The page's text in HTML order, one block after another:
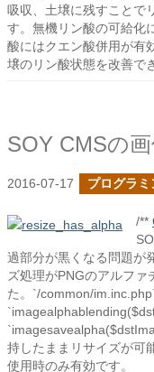
吸収、土壌に残すことで
す。無機リン酸の可給化
酸にはクエン酸併用が有
壌のリン酸状態を改善で
2016-07-17 プログラミ
/**
過部分が黒くなる問題が
ズ処理がPNGのアルファ
た。`/common/
持したままリサイズが可
使用時のみ有効です。